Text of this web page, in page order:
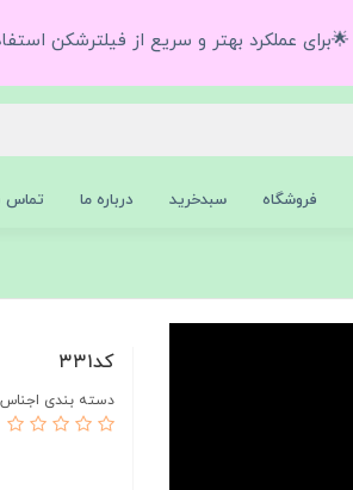
🌟برای عملکرد بهتر و سریع از فیلترشکن
فروشگاه سبدخرید درباره ما تماس
كد٣٣١
دسته بندی اجناس